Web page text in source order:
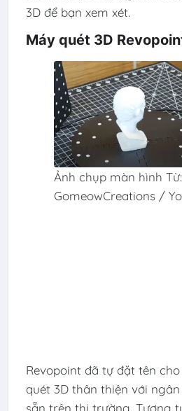
3D để bạn xem xét.
Máy quét 3D
Ảnh chụp màn hình Từ:
GomeowCreations /
Revopoint đã tự đặt tên
quét 3D thân thiện với